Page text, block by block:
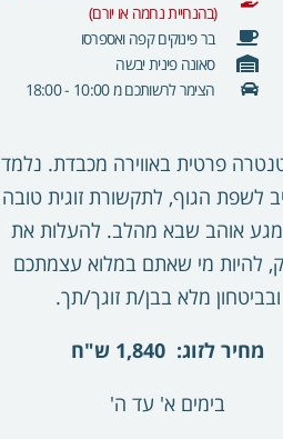
(בהנחיית נחמה או יורם)
בר פינוקים קפה ואספרסו
סאונה פינית יבשה
הצימר לרשותכם מ 10:00 - 18:00
פרטית באווירה מכבדת. נלמד
לשפת הגוף, לתקשורת זוגית טובה
ומגע אוהב שבא מהלב. להעלות את
להיות מי שאתם במלוא עצמתכם
ובביטחון מלא בבן/ת זוגך/תך.
מחיר לזוג: 1,840 ש"ח
בימים א' עד ה'